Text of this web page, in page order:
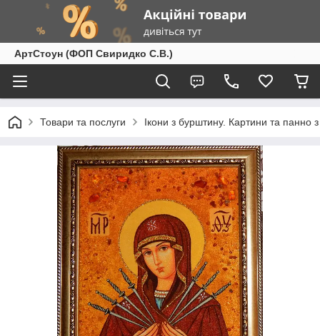
АртСтоун (ФОП Свиридко С.В.)
Товари та послуги Ікони з бурштину. Картини та панно